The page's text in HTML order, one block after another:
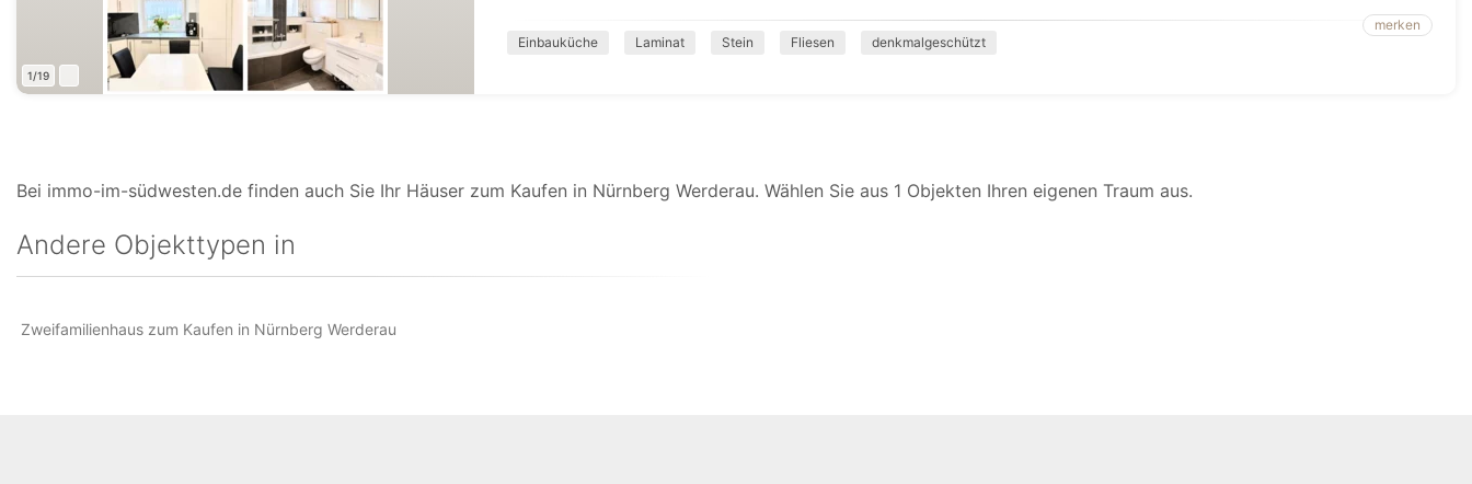
1/19
merken
Einbauküche
Laminat Stein Fliesen denkmalgeschützt
Bei immo-im-südwesten.de finden auch Sie Ihr Häuser zum Kaufen in Nürnberg Werderau. Wählen Sie aus 1 Objekten Ihren eigenen Traum aus.
Andere Objekttypen in
Zweifamilienhaus zum Kaufen in Nürnberg Werderau